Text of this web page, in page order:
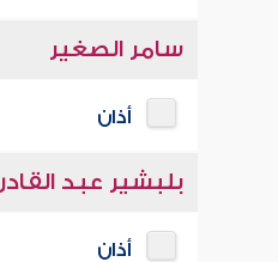
سامر الصغير
أذان
بلبشير عبد القادر
أذان